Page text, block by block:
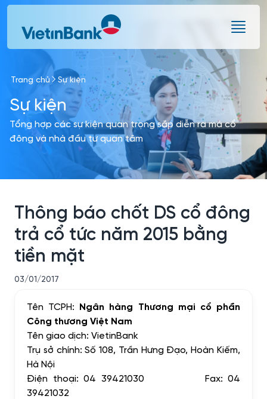
Skip to Main Content
Trang chủ Sự kiện
Sự kiện
Tổng hợp các sự kiện quan trọng sắp diễn ra mà cổ
đông và nhà đầu tư quan tâm
Thông báo chốt DS cổ đông
trả cổ tức năm 2015 bằng
tiền mặt
03/01/2017
Tên TCPH: Ngân hàng Thương mại cổ phần
Công thương Việt Nam
Tên giao dịch: VietinBank
Trụ sở chính: Số108, Trần Hưng Đạo, Hoàn Kiếm,
Hà Nội
Điện thoại: 04 39421030 Fax: 04
39421032